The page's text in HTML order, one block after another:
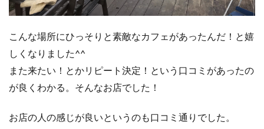
こんな場所にひっそりと素敵なカフェがあったんだ！と嬉
しくなりました^^
また来たい！とかリピート決定！という口コミがあったの
が良くわかる。そんなお店でした！
お店の人の感じが良いというのも口コミ通りでした。